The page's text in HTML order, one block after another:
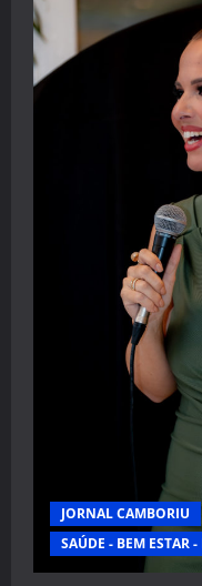
JORNAL CAMBORIU
SAÚDE - BEM ESTAR